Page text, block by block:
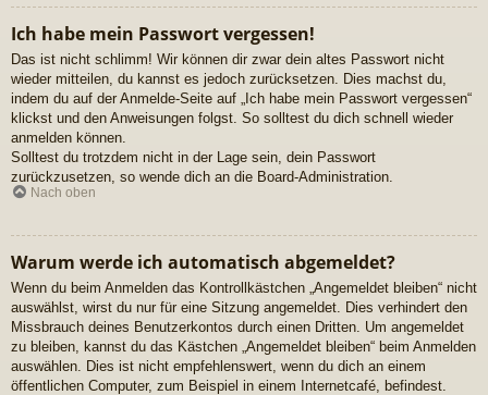
Ich habe mein Passwort vergessen!
Das ist nicht schlimm! Wir können dir zwar dein altes Passwort nicht
wieder mitteilen, du kannst es jedoch zurücksetzen. Dies machst du,
indem du auf der Anmelde-Seite auf „Ich habe mein Passwort vergessen“
klickst und den Anweisungen folgst. So solltest du dich schnell wieder
anmelden können.
Solltest du trotzdem nicht in der Lage sein, dein Passwort
zurückzusetzen, so wende dich an die Board-Administration.
Nach oben
Warum werde ich automatisch abgemeldet?
Wenn du beim Anmelden das Kontrollkästchen „Angemeldet bleiben“ nicht
auswählst, wirst du nur für eine Sitzung angemeldet. Dies verhindert den
Missbrauch deines Benutzerkontos durch einen Dritten. Um angemeldet
zu bleiben, kannst du das Kästchen „Angemeldet bleiben“ beim Anmelden
auswählen. Dies ist nicht empfehlenswert, wenn du dich an einem
öffentlichen Computer, zum Beispiel in einem Internetcafé, befindest.